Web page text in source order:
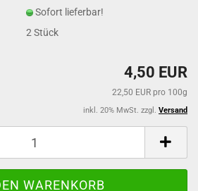
Sofort lieferbar!
2Stück
4,50 EUR
22,50 EUR pro 100g
inkl. 20% MwSt. zzgl. Versand